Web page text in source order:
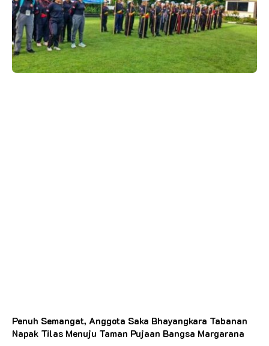
Penuh Semangat, Anggota Saka Bhayangkara Tabanan
Napak Tilas Menuju Taman Pujaan Bangsa Margarana